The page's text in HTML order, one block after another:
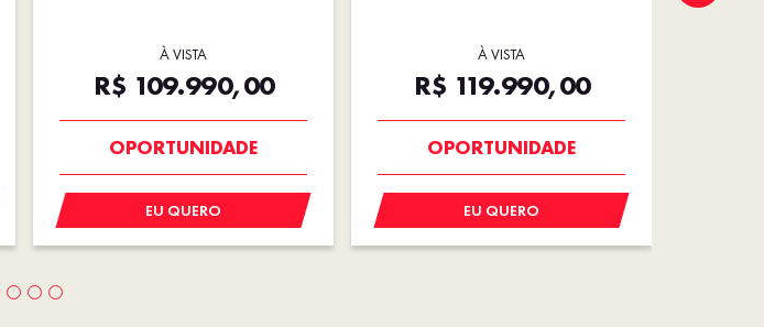
À VISTA
R$ 109.990,00
NOVA VERSÃO
EU QUERO
À VISTA
R$ 119.990,00
OPORTUNIDADE
EU QUERO